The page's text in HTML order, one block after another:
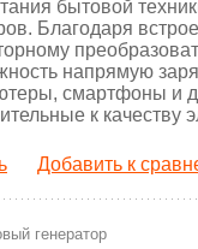
бытовой
Благодаря
напрямую
смартфоны и
к качеству
Добавить к
генератор